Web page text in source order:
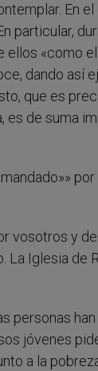
En
particular,
«como
dando así
que es
es de suma
vosotros y
Iglesia de
personas
jóvenes
a la